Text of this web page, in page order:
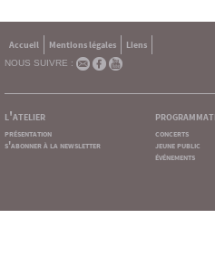
Accueil Mentions légales
Liens
NOUS SUIVRE :
l'atelier
présentation
s'abonner à la newsletter
concerts
jeune public
événements